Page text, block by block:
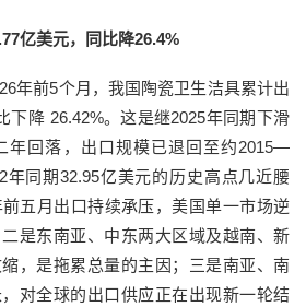
亿美元，同比降26.4%
年前5个月，我国陶瓷卫生洁具累计出
下降 26.42%。这是继2025年同期下滑
年回落，出口规模已退回至约2015—
年同期32.95亿美元的历史高点几近腰
五月出口持续承压，美国单一市场逆
是东南亚、中东两大区域及越南、新
，是拖累总量的主因；三是南亚、南
对全球的出口供应正在出现新一轮结